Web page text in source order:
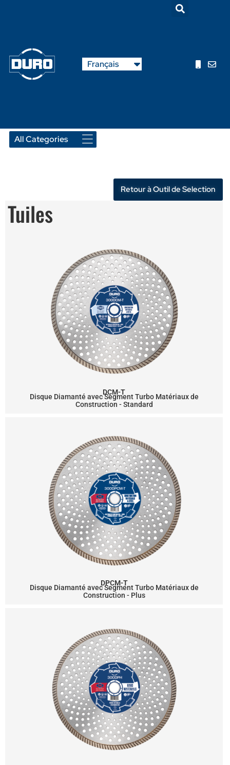
Français
Nederlands
Retour à Outil de Selection
Tuiles
DCM-T
Disque Diamanté avec Segment Turbo Matériaux de
Construction - Standard
DPCM-T
Disque Diamanté avec Segment Turbo Matériaux de
Construction - Plus